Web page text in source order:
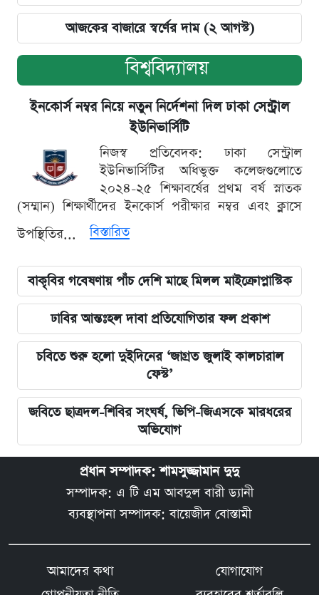
আজকের বাজারে স্বর্ণের দাম (২ আগস্ট)
বিশ্ববিদ্যালয়
ইনকোর্স নম্বর নিয়ে নতুন নির্দেশনা দিল ঢাকা সেন্ট্রাল
ইউনিভার্সিটি
নিজস্ব প্রতিবেদক: ঢাকা সেন্ট্রাল
ইউনিভার্সিটির অধিভুক্ত কলেজগুলোতে
২০২৪-২৫ শিক্ষাবর্ষের প্রথম বর্ষ স্নাতক
(সম্মান) শিক্ষার্থীদের ইনকোর্স পরীক্ষার নম্বর এবং ক্লাসে
উপস্থিতির...
বিস্তারিত
বাকৃবির গবেষণায় পাঁচ দেশি মাছে মিলল মাইক্রোপ্লাস্টিক
ঢাবির আন্তঃহল দাবা প্রতিযোগিতার ফল প্রকাশ
চবিতে শুরু হলো দুইদিনের ‘জাগ্রত জুলাই কালচারাল
ফেস্ট’
জবিতে ছাত্রদল-শিবির সংঘর্ষ, ভিপি-জিএসকে মারধরের
অভিযোগ
প্রধান সম্পাদক: শামসুজ্জামান দুদু
সম্পাদক: এ টি এম আবদুল বারী ড্যানী
ব্যবস্থাপনা সম্পাদক: বায়েজীদ বোস্তামী
আমাদের কথা
যোগাযোগ